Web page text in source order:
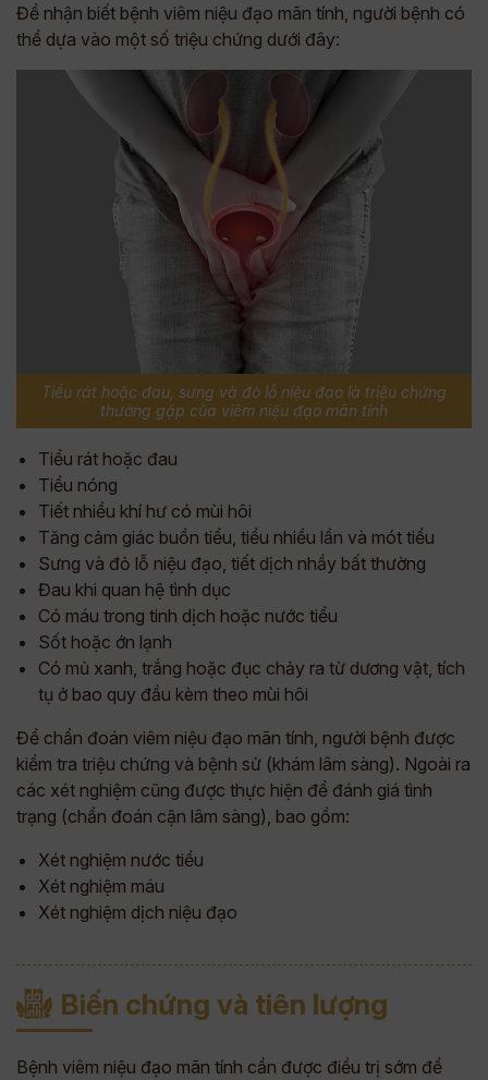
Để nhận biết bệnh viêm niệu đạo mãn tính, người bệnh có
thể dựa vào một số triệu chứng dưới đây:
Tiểu rát hoặc đau, sưng và đỏ lỗ niệu đạo là triệu chứng
thường gặp của viêm niệu đạo mãn tính
Tiểu rát hoặc đau
Tiểu nóng
Tiết nhiều khí hư có mùi hôi
Tăng cảm giác buồn tiểu, tiểu nhiều lần và mót tiểu
Sưng và đỏ lỗ niệu đạo, tiết dịch nhầy bất thường
Đau khi quan hệ tình dục
Có máu trong tinh dịch hoặc nước tiểu
Sốt hoặc ớn lạnh
Có mủ xanh, trắng hoặc đục chảy ra từ dương vật, tích
tụ ở bao quy đầu kèm theo mùi hôi
Để chẩn đoán viêm niệu đạo mãn tính, người bệnh được
kiểm tra triệu chứng và bệnh sử (khám lâm sàng). Ngoài ra
các xét nghiệm cũng được thực hiện để đánh giá tình
trạng (chẩn đoán cận lâm sàng), bao gồm:
Xét nghiệm nước tiểu
Xét nghiệm máu
Xét nghiệm dịch niệu đạo
Biến chứng và tiên lượng
Bệnh viêm niệu đạo mãn tính cần được điều trị sớm để